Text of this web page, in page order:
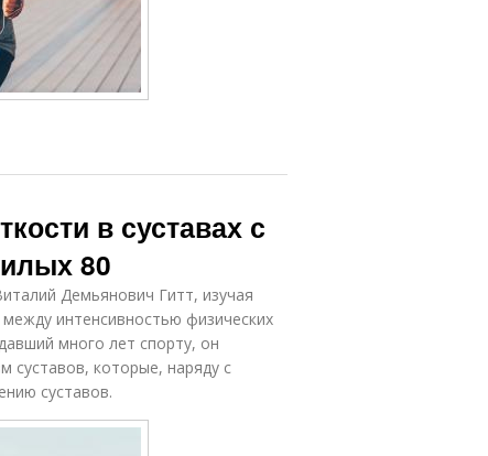
в суставах с
80
Демьянович Гитт, изучая
интенсивностью физических
много лет спорту, он
суставов, которые, наряду с
суставов.